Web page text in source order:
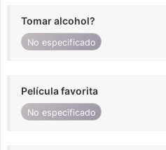
Tomar alcohol?
No especificado
Película favorita
No especificado